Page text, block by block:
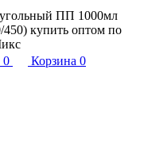
ПП 1000мл
купить оптом по
0 Корзина 0